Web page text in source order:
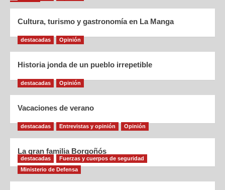
Cultura, turismo y gastronomía en La Manga
destacadas Opinión
Historia jonda de un pueblo irrepetible
destacadas Opinión
Vacaciones de verano
destacadas Entrevistas y opinión Opinión
La gran familia Borgoñós
destacadas
Fuerzas y cuerpos de seguridad
Ministerio de Defensa